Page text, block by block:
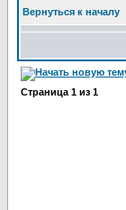
Вернуться к началу
Страница 1 из 1